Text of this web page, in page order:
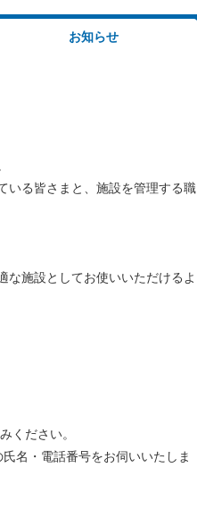
お知らせ
いる皆さまと、施設を管理する職
な施設としてお使いいただけるよ
ください。
名・電話番号をお伺いいたしま